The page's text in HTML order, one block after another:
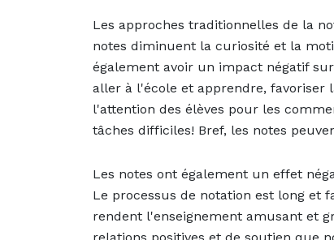
Les approches traditionnelles de la
notes diminuent la curiosité et la
également avoir un impact négatif
aller à l'école et apprendre,
l'attention des élèves pour les
tâches difficiles! Bref, les notes
Les notes ont également un effet
Le processus de notation est long et
rendent l'enseignement amusant et